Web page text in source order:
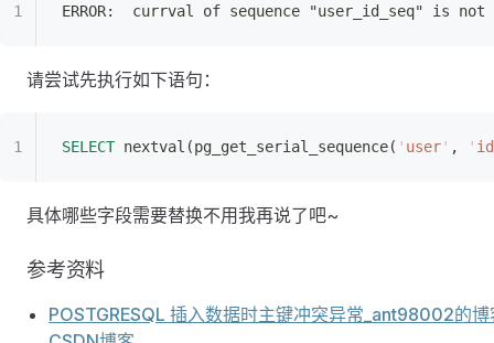
ERROR:  currval of sequence "user_id_seq" is
请尝试先执行如下语句：
SELECT nextval(pg_get_serial_sequence( ' user' , ' id
具体哪些字段需要替换不用我再说了吧~
参考资料
POSTGRESQL 插入数据时主键冲突异常_ant98002的